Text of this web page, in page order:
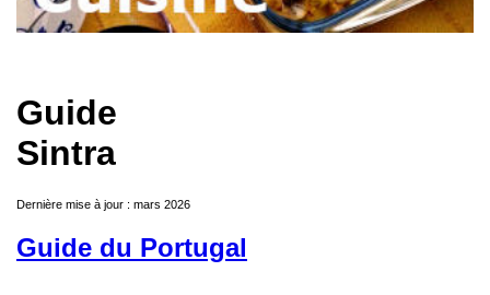
Guide
Sintra
Dernière mise à jour : mars 2026
Guide du Portugal